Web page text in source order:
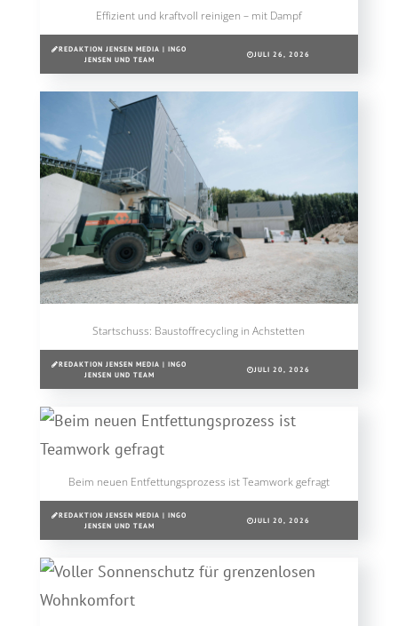
Effizient und kraftvoll reinigen – mit Dampf
REDAKTION JENSEN MEDIA | INGO
JENSEN UND TEAM
JULI 26, 2026
Startschuss: Baustoffrecycling in Achstetten
REDAKTION JENSEN MEDIA | INGO
JENSEN UND TEAM
JULI 20, 2026
Beim neuen Entfettungsprozess ist Teamwork gefragt
REDAKTION JENSEN MEDIA | INGO
JENSEN UND TEAM
JULI 20, 2026